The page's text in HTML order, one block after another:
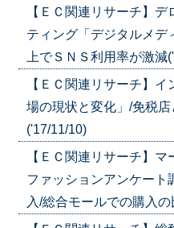
【ＥＣ関連リサーチ】
ティング「デジタルメデ
上でＳＮＳ利用率が激減
【ＥＣ関連リサーチ】
場の現状と変化」/免税
('17/11/10)
【ＥＣ関連リサーチ】
ファッションアンケート
入/総合モールでの購入